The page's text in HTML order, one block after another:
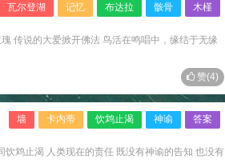
瓦尔登湖 记忆 布达拉 骸骨 木槿
传说的大爱掀开佛法 鸟活在鸣唱中，缘结于无缘
赞(4)
墙 卡内蒂 饮鸩止渴 神谕 答案
鸩止渴 人类现在的责任 既没有神谕的告知 也没有